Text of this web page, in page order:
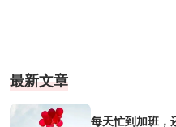
最新文章
每天忙到加班，